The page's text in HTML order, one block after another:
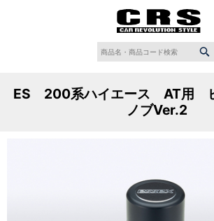
ES 200系ハイエース AT用
ノブVer.2